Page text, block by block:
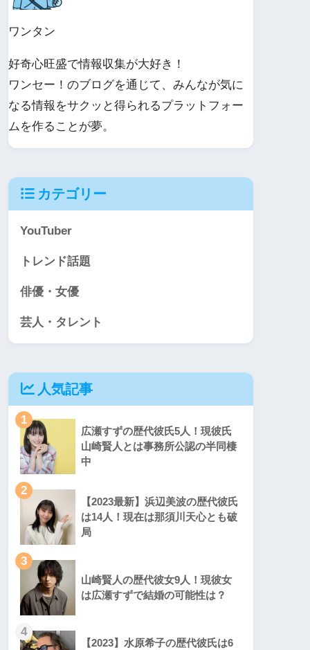
ワンタン
好奇心旺盛で情報収集が大好き！
ワンセー！のブログを通じて、みんなが気に
なる情報をサクッと得られるプラットフォー
ムを作ることが夢。
カテゴリー
YouTuber
トレンド話題
俳優・女優
芸人・タレント
人気記事
1
広瀬すずの歴代彼氏5人！現彼氏
山崎賢人とは事務所公認の半同棲
中
2
【2023最新】浜辺美波の歴代彼氏
は14人！現在は那須川天心とも破
局
3
山崎賢人の歴代彼女9人！現彼女
は広瀬すずで結婚の可能性は？
4
【2023】水原希子の歴代彼氏は6